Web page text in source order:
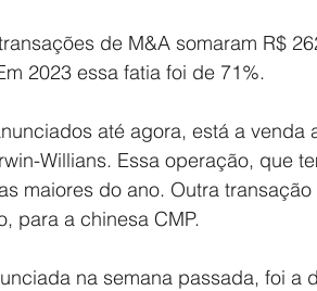
de M&A somaram R$
2023 essa fatia foi de 71%.
até agora, está a venda
Willians. Essa operação, que
maiores do ano. Outra
para a chinesa CMP.
na semana passada, foi a